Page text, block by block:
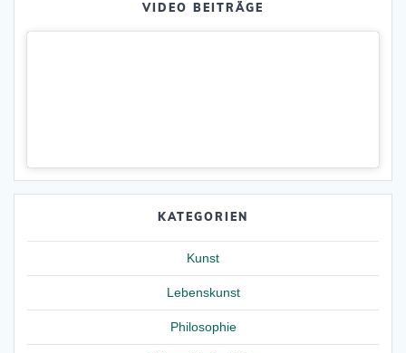
VIDEO BEITRÄGE
KATEGORIEN
Kunst
Lebenskunst
Philosophie